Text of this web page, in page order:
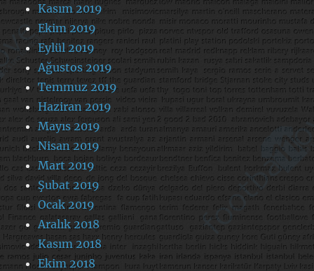
Kasım 2019
Ekim 2019
Eylül 2019
Ağustos 2019
Temmuz 2019
Haziran 2019
Mayıs 2019
Nisan 2019
Mart 2019
Şubat 2019
Ocak 2019
Aralık 2018
Kasım 2018
Ekim 2018